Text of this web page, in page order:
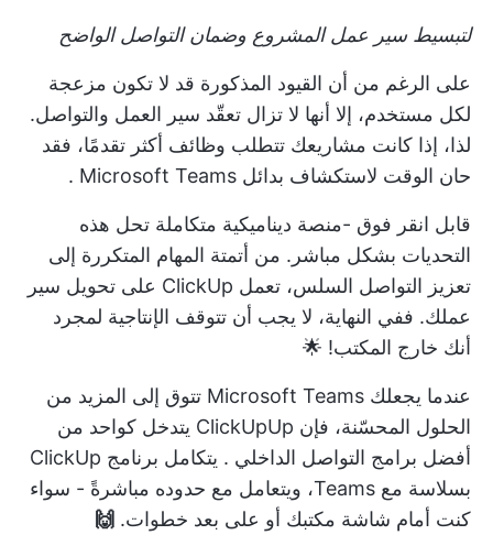
لتبسيط سير عمل المشروع وضمان التواصل الواضح
على الرغم من أن القيود المذكورة قد لا تكون مزعجة
لكل مستخدم، إلا أنها لا تزال تعقّد سير العمل والتواصل.
لذا، إذا كانت مشاريعك تتطلب وظائف أكثر تقدمًا، فقد
حان الوقت لاستكشاف بدائل Microsoft Teams .
قابل انقر فوق -منصة ديناميكية متكاملة تحل هذه
التحديات بشكل مباشر. من أتمتة المهام المتكررة إلى
تعزيز التواصل السلس، تعمل ClickUp على تحويل سير
عملك. ففي النهاية، لا يجب أن تتوقف الإنتاجية لمجرد
أنك خارج المكتب! 🌟
عندما يجعلك Microsoft Teams تتوق إلى المزيد من
الحلول المحسّنة، فإن ClickUpUp يتدخل كواحد من
أفضل برامج التواصل الداخلي
. يتكامل برنامج ClickUp
بسلاسة مع Teams، ويتعامل مع حدوده مباشرةً - سواء
كنت أمام شاشة مكتبك أو على بعد خطوات. 🙌